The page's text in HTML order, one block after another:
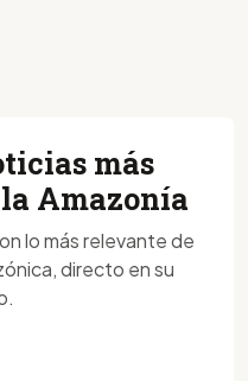
más
Amazonía
lo más relevante de
directo en su